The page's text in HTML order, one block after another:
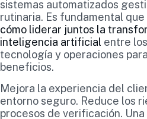
sistemas automatizados
rutinaria. Es fundamental
cómo liderar juntos la
inteligencia artificial entre
tecnología y operaciones
beneficios.
Mejora la experiencia del
entorno seguro. Reduce los
procesos de verificación.